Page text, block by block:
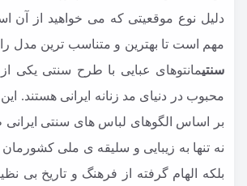
دلیل نوع موقعیتی که می خواهید از آن
مهم است تا بهترین و متناسب ترین مدل را
سنتیمانتوهای عبایی با طرح سنتی یکی از
محبوب در دنیای مد زنانه ایرانی هستند.
بر اساس الگوهای لباس های سنتی
نه تنها به زیبایی و سلیقه ی ملی کشورمان
بلکه الهام گرفته از فرهنگ و تاریخ بی